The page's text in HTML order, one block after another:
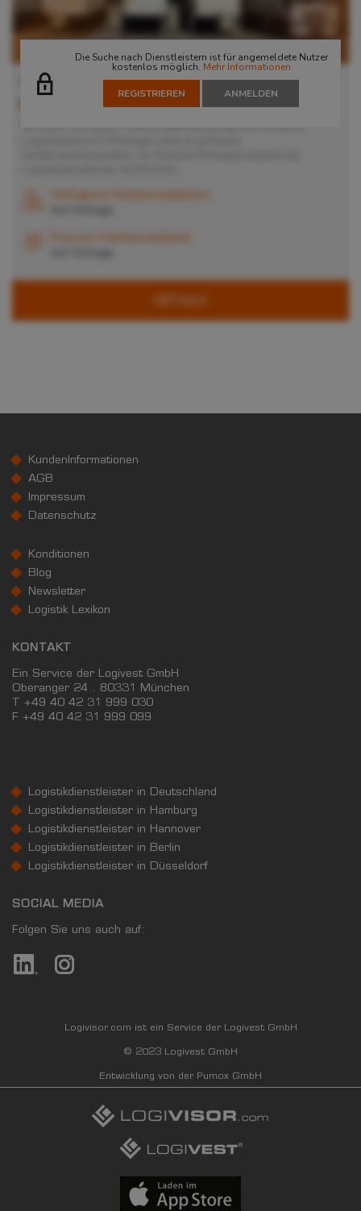
Die Suche nach Dienstleistern ist für angemeldete Nutzer
kostenlos möglich. Mehr Informationen
REGISTRIEREN ANMELDEN
Lager in Elchingen
Elchingen, Deutschland
KundenInformationen
AGB
Impressum
Datenschutz
Konditionen
Blog
Newsletter
Logistik Lexikon
KONTAKT
Ein Service der Logivest GmbH
Oberanger 24 . 80331 München
T +49 40 42 31 999 030
F +49 40 42 31 999 099
Logistikdienstleister in Deutschland
Logistikdienstleister in Hamburg
Logistikdienstleister in Hannover
Logistikdienstleister in Berlin
Logistikdienstleister in Düsseldorf
SOCIAL MEDIA
Folgen Sie uns auch auf:
Logivisor.com ist ein Service der Logivest GmbH
© 2023 Logivest GmbH
Entwicklung von der Pumox GmbH